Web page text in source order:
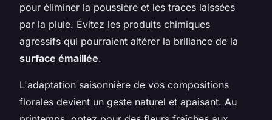
pour éliminer la poussière et les traces laissées
par la pluie. Évitez les produits chimiques
agressifs qui pourraient altérer la brillance de la
surface émaillée.
L'adaptation saisonnière de vos compositions
florales devient un geste naturel et apaisant. Au